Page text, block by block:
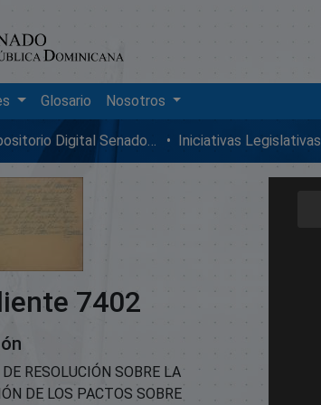
Glosario Nosotros
Repositorio Digital SenadoRD Iniciativas Legislativas
7402
RESOLUCIÓN SOBRE LA
DE LOS PACTOS SOBRE